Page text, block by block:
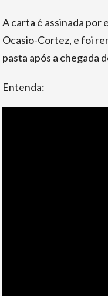
A carta é assinada por
Ocasio-Cortez, e foi
pasta após a chegada
Entenda: